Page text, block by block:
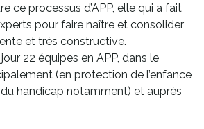
ce processus d’APP, elle qui a fait
pour faire naître et consolider
et très constructive.
22 équipes en APP, dans le
(en protection de l’enfance
handicap notamment) et auprès